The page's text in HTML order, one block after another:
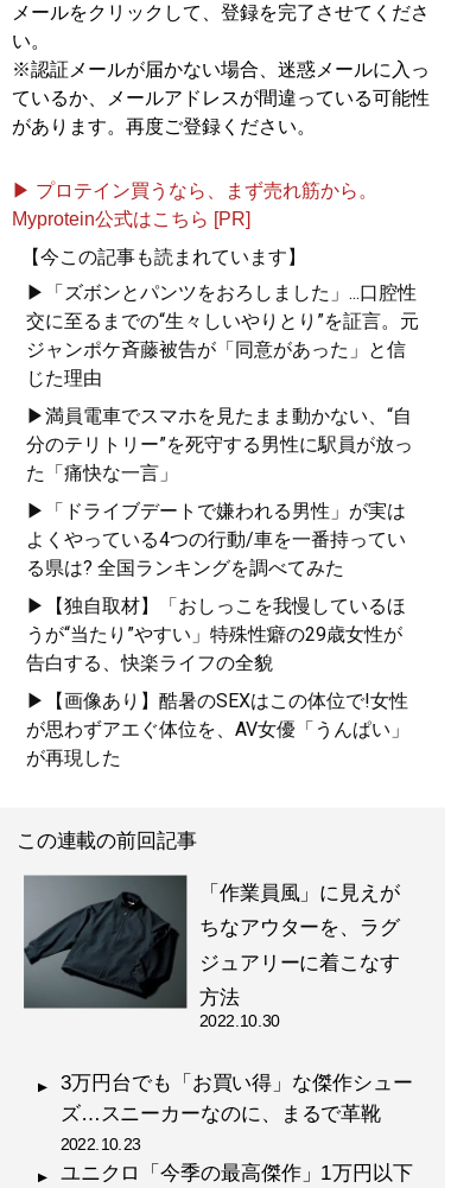
『最速でおしゃれに見せる
方法 <実践編>』
な人は何が違うのか？
『幸服論――人生は服で簡単
自信は服で簡単につくること
ができる!
『
最速でおしゃれに見せる
版。電子版特典として、MB
のコーディネート・80スタ
イルを追加収録！
記事一覧へ
メールをクリックして、登録を完了させてくださ
い。
※認証メールが届かない場合、迷惑メールに入っ
ているか、メールアドレスが間違っている可能性
があります。再度ご登録ください。
▶ プロテイン買うなら、まず売れ筋から。
Myprotein公式はこちら [PR]
【今この記事も読まれています】
▶「ズボンとパンツをおろしました」...口腔性
交に至るまでの“生々しいやりとり”を証言。元
ジャンポケ斉藤被告が「同意があった」と信
じた理由
▶満員電車でスマホを見たまま動かない、“自
分のテリトリー”を死守する男性に駅員が放っ
た「痛快な一言」
▶「ドライブデートで嫌われる男性」が実は
よくやっている4つの行動/車を一番持ってい
る県は? 全国ランキングを調べてみた
▶【独自取材】「おしっこを我慢しているほ
うが“当たり”やすい」特殊性癖の29歳女性が
告白する、快楽ライフの全貌
▶【画像あり】酷暑のSEXはこの体位で!女性
が思わずアエぐ体位を、AV女優「うんぱい」
が再現した
この連載の前回記事
「作業員風」に見えが
ちなアウターを、ラグ
ジュアリーに着こなす
方法
2022.10.30
3万円台でも「お買い得」な傑作シュー
ズ…スニーカーなのに、まるで革靴
2022.10.23
ユニクロ「今季の最高傑作」1万円以下